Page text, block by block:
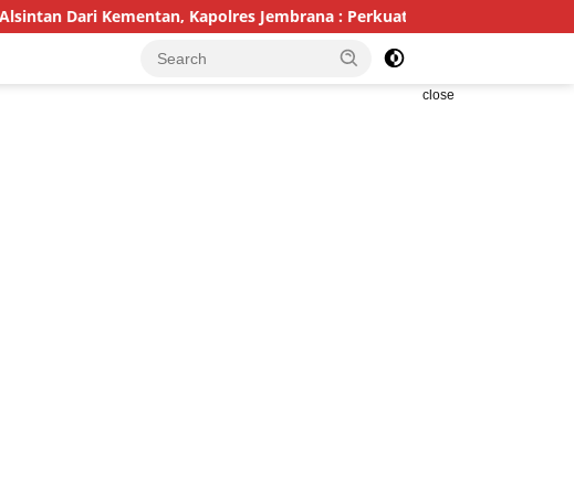
Kementan, Kapolres Jembrana : Perkuat Pertanian Modern dan
close